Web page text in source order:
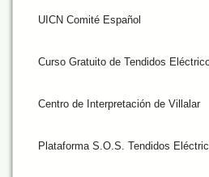
UICN Comité Español
Curso Gratuito de Tendidos
Centro de Interpretación de Villalar
Plataforma S.O.S. Tendidos